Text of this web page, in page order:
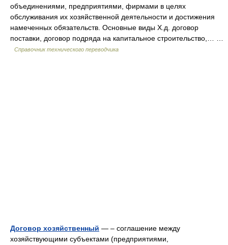
объединениями, предприятиями, фирмами в целях
обслуживания их хозяйственной деятельности и достижения
намеченных обязательств. Основные виды Х.д. договор
поставки, договор подряда на капитальное строительство,… …
Справочник технического переводчика
Договор хозяйственный — – соглашение между
хозяйствующими субъектами (предприятиями,